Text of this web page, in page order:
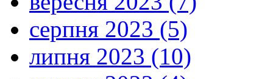
серпня 2023 (5)
липня 2023 (10)